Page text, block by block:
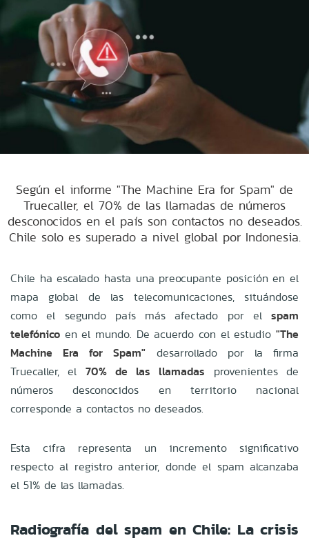
Según el informe "The Machine Era for Spam" de
Truecaller, el 70% de las llamadas de números
desconocidos en el país son contactos no deseados.
Chile solo es superado a nivel global por Indonesia.
Chile ha escalado hasta una preocupante posición en el
mapa global de las telecomunicaciones, situándose
como el segundo país más afectado por el spam
telefónico en el mundo. De acuerdo con el estudio "The
Machine Era for Spam" desarrollado por la firma
Truecaller, el 70% de las llamadas provenientes de
números desconocidos en territorio nacional
corresponde a contactos no deseados.
Esta cifra representa un incremento significativo
respecto al registro anterior, donde el spam alcanzaba
el 51% de las llamadas.
Radiografía del spam en Chile: La crisis